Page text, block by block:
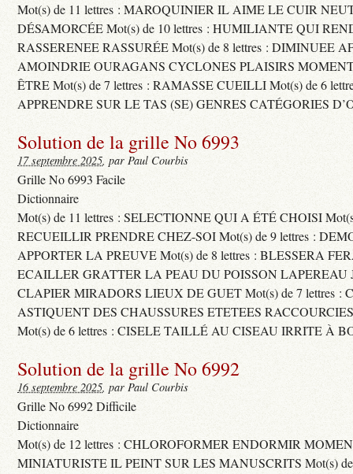
Mot(s) de 11 lettres : MAROQUINIER IL AIME LE CUIR
DÉSAMORCÉE Mot(s) de 10 lettres : HUMILIANTE QUI
RASSERENEE RASSURÉE Mot(s) de 8 lettres : DIMINUEE
AMOINDRIE OURAGANS CYCLONES PLAISIRS
ÊTRE Mot(s) de 7 lettres : RAMASSE CUEILLI Mot(s) de 6
APPRENDRE SUR LE TAS (SE) GENRES CATÉGORIES
Solution de la grille No 6993
17 septembre 2025, par Paul Courbis
Grille No 6993 Facile
Dictionnaire
Mot(s) de 11 lettres : SELECTIONNE QUI A ÉTÉ CHOISI
RECUEILLIR PRENDRE CHEZ-SOI Mot(s) de 9 lettres :
APPORTER LA PREUVE Mot(s) de 8 lettres : BLESSERA
ECAILLER GRATTER LA PEAU DU POISSON LAPEREAU
CLAPIER MIRADORS LIEUX DE GUET Mot(s) de 7 lettres :
ASTIQUENT DES CHAUSSURES ETETEES
Mot(s) de 6 lettres : CISELE TAILLÉ AU CISEAU IRRITE À
Solution de la grille No 6992
16 septembre 2025, par Paul Courbis
Grille No 6992 Difficile
Dictionnaire
Mot(s) de 12 lettres : CHLOROFORMER ENDORMIR
MINIATURISTE IL PEINT SUR LES MANUSCRITS Mot(s) de